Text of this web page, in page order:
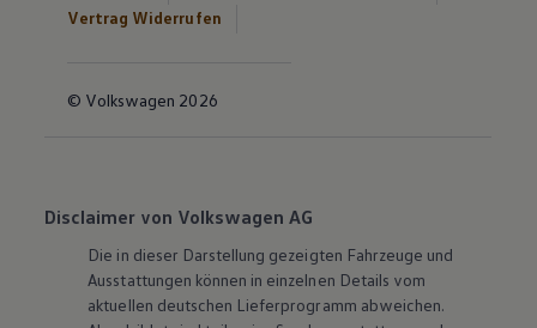
Vertrag Widerrufen
© Volkswagen 2026
Disclaimer von Volkswagen AG
Die in dieser Darstellung gezeigten Fahrzeuge und
Ausstattungen können in einzelnen Details vom
aktuellen deutschen Lieferprogramm abweichen.